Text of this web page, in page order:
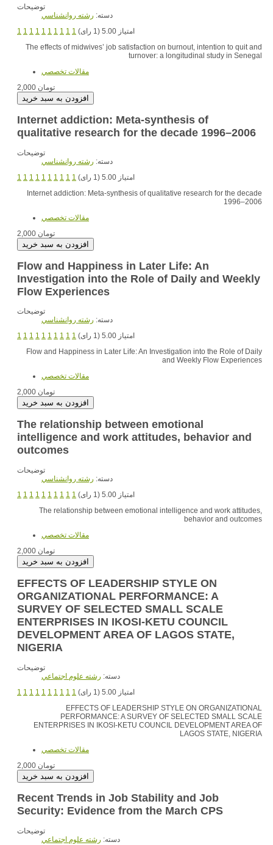
توضیحات
دسته: رشته روانشناسي
1 1 1 1 1 1 1 1 1 1
امتیاز 5.00 (1 رای)
The effects of midwives’ job satisfaction on burnout, intention to quit and
turnover: a longitudinal study in Senegal
مقالات تخصصي
2,000 تومان
Internet addiction: Meta-synthesis of
qualitative research for the decade 1996–2006
توضیحات
دسته: رشته روانشناسي
1 1 1 1 1 1 1 1 1 1
امتیاز 5.00 (1 رای)
Internet addiction: Meta-synthesis of qualitative research for the decade
1996–2006
مقالات تخصصي
2,000 تومان
Flow and Happiness in Later Life: An
Investigation into the Role of Daily and Weekly
Flow Experiences
توضیحات
دسته: رشته روانشناسي
1 1 1 1 1 1 1 1 1 1
امتیاز 5.00 (1 رای)
Flow and Happiness in Later Life: An Investigation into the Role of Daily
and Weekly Flow Experiences
مقالات تخصصي
2,000 تومان
The relationship between emotional
intelligence and work attitudes, behavior and
outcomes
توضیحات
دسته: رشته روانشناسي
1 1 1 1 1 1 1 1 1 1
امتیاز 5.00 (1 رای)
The relationship between emotional intelligence and work attitudes,
behavior and outcomes
مقالات تخصصي
2,000 تومان
EFFECTS OF LEADERSHIP STYLE ON
ORGANIZATIONAL PERFORMANCE: A
SURVEY OF SELECTED SMALL SCALE
ENTERPRISES IN IKOSI-KETU COUNCIL
DEVELOPMENT AREA OF LAGOS STATE,
NIGERIA
توضیحات
دسته: رشته علوم اجتماعي
1 1 1 1 1 1 1 1 1 1
امتیاز 5.00 (1 رای)
EFFECTS OF LEADERSHIP STYLE ON ORGANIZATIONAL
PERFORMANCE: A SURVEY OF SELECTED SMALL SCALE
ENTERPRISES IN IKOSI-KETU COUNCIL DEVELOPMENT AREA OF
LAGOS STATE, NIGERIA
مقالات تخصصي
2,000 تومان
Recent Trends in Job Stability and Job
Security: Evidence from the March CPS
توضیحات
دسته: رشته علوم اجتماعي